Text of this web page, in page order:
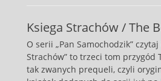
Ksiega Strachów / The
O serii „Pan Samochodzik”
Strachów” to trzeci tom przygód
tak zwanych prequeli, czyli